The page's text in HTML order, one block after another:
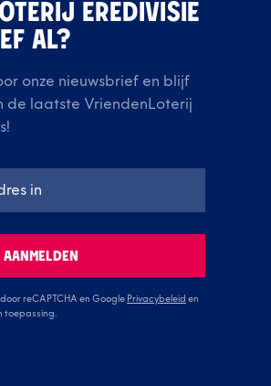
EREDIVISIE
AL?
onze nieuwsbrief en blijf
de laatste VriendenLoterij
AANMELDEN
reCAPTCHA en Google Privacybeleid en
toepassing.